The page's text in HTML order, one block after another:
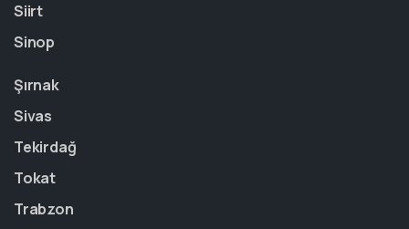
Siirt
Sinop
Şırnak
Sivas
Tekirdağ
Tokat
Trabzon